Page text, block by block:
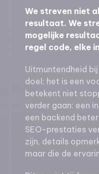
We streven niet
resultaat. We
mogelijke
regel code, elke
Uitmuntendheid bij
doel; het is een
betekent niet
verder gaan: een
een backend
SEO-prestaties
zijn, details
maar die de